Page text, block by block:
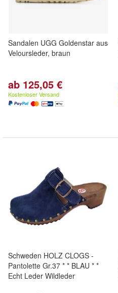
Sandalen UGG Goldenstar aus
Veloursleder, braun
ab 125,05 €
Kostenloser Versand
Schweden HOLZ CLOGS -
Pantolette Gr.37 * * BLAU * *
Echt Leder Wildleder